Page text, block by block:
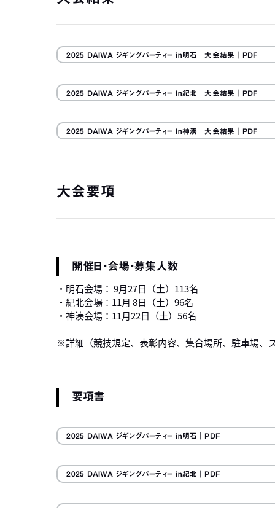
2025 DAIWA ジギングパーティー in明石 大会結果 ｜PDF
2025 DAIWA ジギングパーティー in紀北 大会結果 ｜PDF
2025 DAIWA ジギングパーティー in神湊 大会結果 ｜PDF
大会要項
開催日・会場・募集人数
・明石会場： 9月27日（土）113名
・紀北会場：11月 8日（土）96名
・神湊会場：11月22日（土）56名
※詳細（競技規定、表彰内容、集合場所、駐車場、
要項書
2025 DAIWA ジギングパーティー in明石 ｜PDF
2025 DAIWA ジギングパーティー in紀北 ｜PDF